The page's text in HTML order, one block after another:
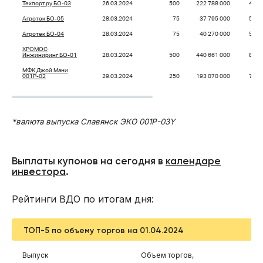
Техпорт.ру БО-03 26.03.2024 500 222 788 000
Агротек БО-05 28.03.2024 75 37 795 000
Агротек БО-04 28.03.2024 75 40 270 000
ХРОМОС
Инжиниринг БО-01
28.03.2024 500 440 661 000
МФК Джой Мани
001P-02
29.03.2024 250 193 070 000
*валюта выпуска Славянск ЭКО 001Р-03Y
Выплаты купонов на сегодня в календаре
инвестора.
Рейтинги ВДО по итогам дня:
ТОП-5 по объему торгов на 01.04.2024
Выпуск
Объем торгов,